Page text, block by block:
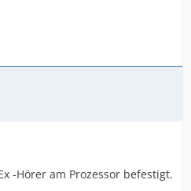
-Hörer am Prozessor befestigt.